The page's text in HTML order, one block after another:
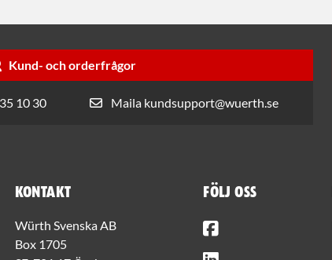
Kund- och orderfrågor
10 30 Maila kundsupport@wuerth.se
Kontakt
Würth Svenska AB
Box 1705
Följ oss